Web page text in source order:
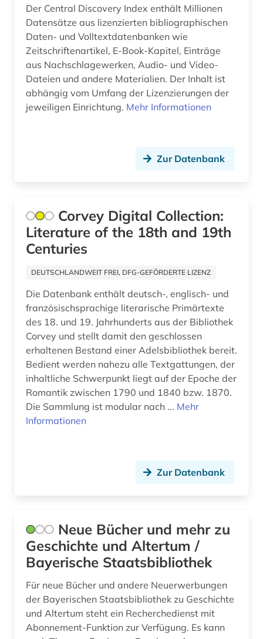
aschach (1)
asien (1)
astronomie (1)
audiodatei (1)
audiovisuelle medien (4)
ausstellungskatalog (1)
ausweisung (1)
autobiographie (1)
autograf (1)
autograph (8)
av-medien (1)
av-medienarbeit (1)
bamberg (2)
bankarchiv (1)
banknote (1)
barcelona (1)
Griechenland (3)
Griechenland (Altertum) (4)
Großbritannien (14)
Hessen (4)
Japan (2)
Kroatien (3)
Lettland (5)
Liechtenstein (2)
Litauen (4)
Luxemburg (2)
Makedonien (4)
Niedersachsen (2)
Nordamerika (2)
Nordrhein-Westfalen (2)
Norwegen (26)
Oesterreich (33)
Der Central Discovery Index enthält Millionen
Datensätze aus lizenzierten bibliographischen
Daten- und Volltextdatenbanken wie
Zeitschriftenartikel, E-Book-Kapitel, Einträge
aus Nachschlagewerken, Audio- und Video-
Dateien und andere Materialien. Der Inhalt ist
abhängig vom Umfang der Lizenzierungen der
jeweiligen Einrichtung. Mehr Informationen
Zur Datenbank
Corvey Digital Collection:
Literature of the 18th and 19th
Centuries
DEUTSCHLANDWEIT FREI, DFG-GEFÖRDERTE LIZENZ
Die Datenbank enthält deutsch-, englisch- und
französischsprachige literarische Primärtexte
des 18. und 19. Jahrhunderts aus der Bibliothek
Corvey und stellt damit den geschlossen
erhaltenen Bestand einer Adelsbibliothek bereit.
Bedient werden nahezu alle Textgattungen, der
inhaltliche Schwerpunkt liegt auf der Epoche der
Romantik zwischen 1790 und 1840 bzw. 1870.
Die Sammlung ist modular nach ... Mehr
Informationen
Zur Datenbank
Neue Bücher und mehr zu
Geschichte und Altertum /
Bayerische Staatsbibliothek
Für neue Bücher und andere Neuerwerbungen
der Bayerischen Staatsbibliothek zu Geschichte
und Altertum steht ein Recherchedienst mit
Abonnement-Funktion zur Verfügung. Es kann